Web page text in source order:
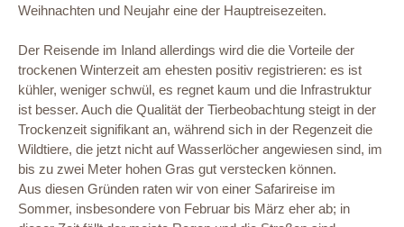
Weihnachten und Neujahr eine der Hauptreisezeiten.
Der Reisende im Inland allerdings wird die die Vorteile der
trockenen Winterzeit am ehesten positiv registrieren: es ist
kühler, weniger schwül, es regnet kaum und die Infrastruktur
ist besser. Auch die Qualität der Tierbeobachtung steigt in der
Trockenzeit signifikant an, während sich in der Regenzeit die
Wildtiere, die jetzt nicht auf Wasserlöcher angewiesen sind, im
bis zu zwei Meter hohen Gras gut verstecken können.
Aus diesen Gründen raten wir von einer Safarireise im
Sommer, insbesondere von Februar bis März eher ab; in